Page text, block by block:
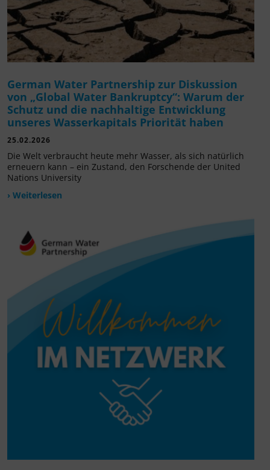
German Water Partnership zur Diskussion
von „Global Water Bankruptcy“: Warum der
Schutz und die nachhaltige Entwicklung
unseres Wasserkapitals Priorität haben
25.02.2026
Die Welt verbraucht heute mehr Wasser, als sich natürlich
erneuern kann – ein Zustand, den Forschende der United
Nations University
› Weiterlesen